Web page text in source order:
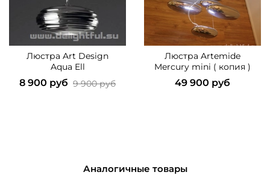
Люстра Art Design
Aqua Ell
8 900 руб 9 900 руб
Люстра Artemide
Mercury mini ( копия )
49 900 руб
Аналогичные товары